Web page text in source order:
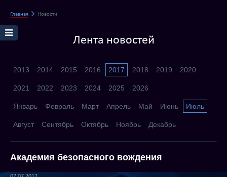
Главная Новости
Лента новостей
2013 2014 2015 2016 2017 2018 2019 2020
2021 2022 2023 2024 2025 2026
Январь Февраль Март Апрель Май Июнь Июль
Август Сентябрь Октябрь Ноябрь Декабрь
Академия безопасного вождения